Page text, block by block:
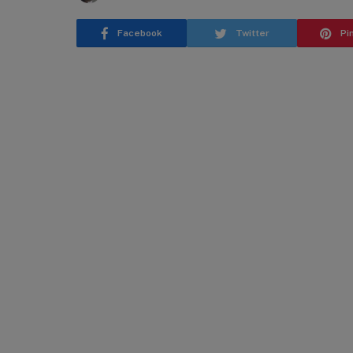
Facebook Twitter